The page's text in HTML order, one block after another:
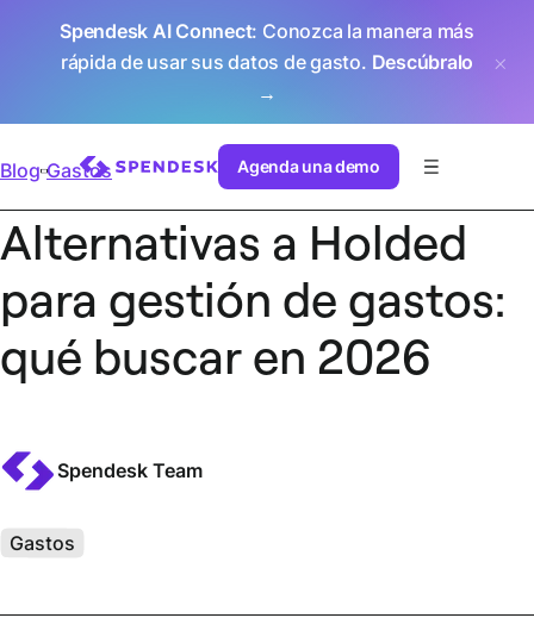
Spendesk AI Connect: Conozca la manera más
rápida de usar sus datos de gasto. Descúbralo
→
Agenda una demo
Blog Gastos
Alternativas a Holded
para gestión de gastos:
qué buscar en 2026
Spendesk Team
Gastos